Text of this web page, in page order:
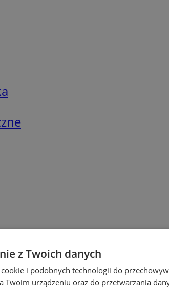
z Twoich danych
i podobnych technologii do
urządzeniu oraz do przetwarzania